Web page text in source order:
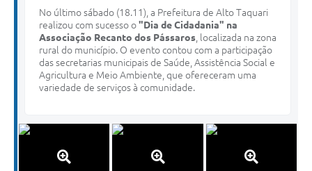
No último sábado (18.11), a Prefeitura de Alto Taquari
realizou com sucesso o"Dia de Cidadania" na
Associação Recanto dos Pássaros , localizada na zona
rural do município. O evento contou com a participação
das secretarias municipais de Saúde, Assistência Social e
Agricultura e Meio Ambiente, que ofereceram uma
variedade de serviços à comunidade.